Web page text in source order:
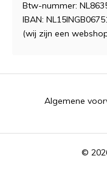
Btw-nummer:
IBAN:
(wij zijn een
©
Algemene